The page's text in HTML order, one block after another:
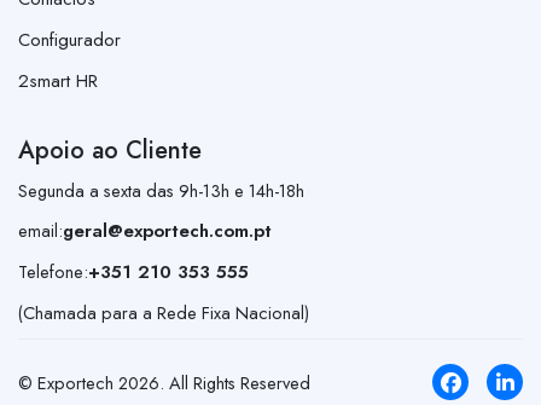
Configurador
2smart HR
Apoio ao Cliente
Segunda a sexta das 9h-13h e 14h-18h
email:geral@exportech.com.pt
Telefone:+351 210 353 555
(Chamada para a Rede Fixa Nacional)
© Exportech 2026. All Rights Reserved